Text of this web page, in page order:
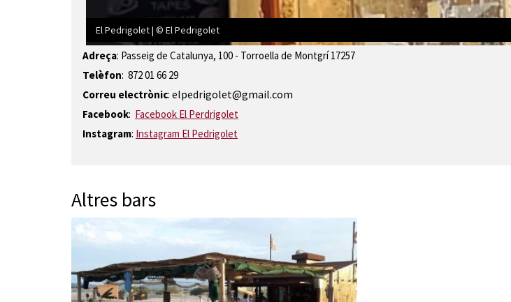
El Pedrigolet | © El Pedrigolet
Diapositiva 1 de 6: El Pedrigolet | © El Pedrigolet · El Pedrigolet
Adreça: Passeig de Catalunya, 100 - Torroella de Montgrí 17257
Telèfon: 872 01 66 29
Correu electrònic: elpedrigolet@gmail.com
Facebook: Facebook El Perdrigolet
Instagram: Instagram El Pedrigolet
Altres bars